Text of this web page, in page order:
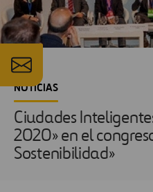
NOTICIAS
Ciudades
2020» en el
Sostenibilidad»